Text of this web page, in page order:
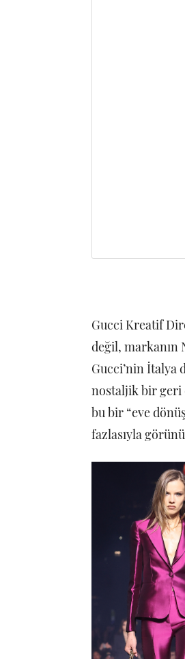
Gucci Kreatif
değil, markanın
Gucci’nin İtalya
nostaljik bir geri
bu bir “eve
fazlasıyla